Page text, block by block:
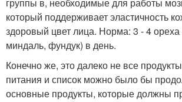
группы в, необходимые для работы
который поддерживает эластичность
здоровый цвет лица. Норма: 3 - 4
миндаль, фундук) в день.
Конечно же, это далеко не все
питания и список можно было бы
основные продукты, которые должны